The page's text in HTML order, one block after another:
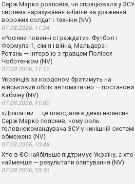
Серж Марко розповів, чи спрацювала у ЗСУ
система нарахування є-балів за ураження
ворожих солдат і техніки (NV)
07.08.2026, 11:24
«Росіяни повинні страждати». Футбол і
Формула-1, сім'я і війна, Мальдера і
Ротань — інтерв'ю з гравцем Полісся
Чоботенком (NV)
07.08.2026, 11:12
Українців за кордоном братимуть на
військовий облік автоматично — постанова
Кабміну (NV)
07.08.2026, 11:00
«Драпатий — це плюс, але є деякі нюанси».
Серж Марко пояснив, чому роль
головнокомандувача ЗСУ у нинішній системі
обмежена (NV)
07.08.2026, 10:48
Хто в ЄС найбільше підтримує Україну, а хто
найменше — результати опитування (NV)
07.08.2026, 10:36